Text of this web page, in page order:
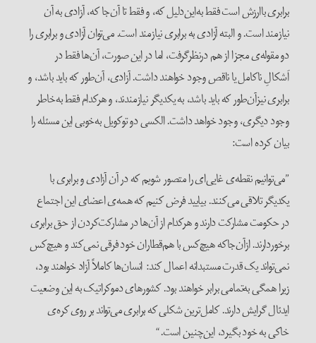
برابری با‌ارزش است فقط به‌این‌دلیل که، و فقط تا آن‌جا که، آزادی به آن
نیاز‌مند است. و البته آزادی به برابری نیاز‌مند است. می‌توان آزادی و برابری را
دو مقوله‌ی مجزا از هم در‌نظر‌گرفت، اما در این صورت، آن‌ها فقط در
اَشکالِ نا‌کامل یا ناقص وجود خواهند داشت. آزادی، آن‌طور که باید باشد، و
برابری نیزآن‌طور که باید باشد، به یکدیگر نیاز‌مندند، و هر‌کدام فقط به‌خاطر
وجود دیگری، وجود خواهد داشت. الکسی دو توکویل به‌خوبی این مسئله را
بیان کرده است:
”می‌توانیم نقطه‌ی غایی‌ای را متصور شویم که در آن آزادی و برابری با
یکدیگر تلاقی می‌کنند. بیایید فرض کنیم که همه‌ی اعضای این اجتماع
در حکومت مشارکت دارند و هر‌کدام از آن‌ها در مشارکت‌کردن از حق برابری
بر‌خوردارند. از‌آن‌جا‌که هیچ‌کس با هم‌قطاران خود فرقی نمی‌کند و هیچ‌کس
نمی‌تواند یک قدرت مستبدانه اعمال کند: انسان‌ها کاملاً آزاد خواهند بود،
زیرا همگی به‌تمامی برابر خواهند بود. کشور‌های دموکراتیک به این وضعیت
ایدئال گرایش دارند. کامل‌ترین شکلی که برابری می‌تواند بر روی کره‌ی
خاکی به خود بگیرد، این‌چنین است.“